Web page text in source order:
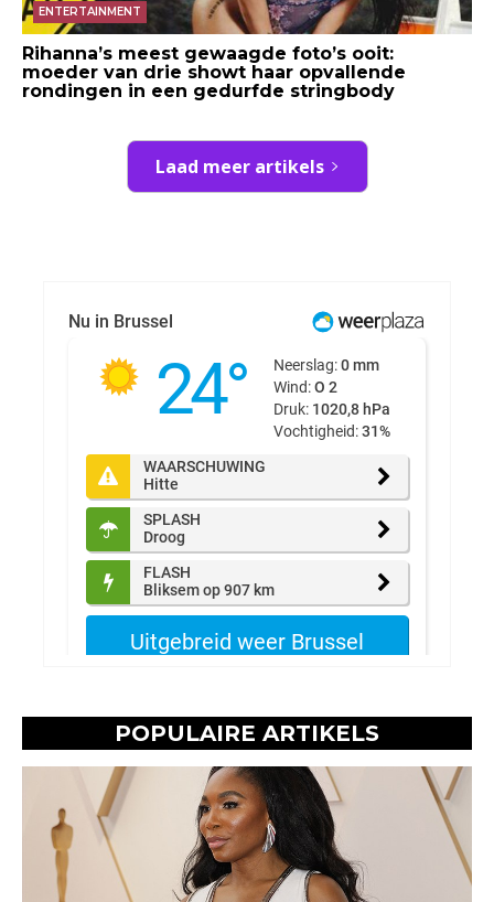
ENTERTAINMENT
Rihanna’s meest gewaagde foto’s ooit:
moeder van drie showt haar opvallende
rondingen in een gedurfde stringbody
Laad meer artikels
POPULAIRE ARTIKELS